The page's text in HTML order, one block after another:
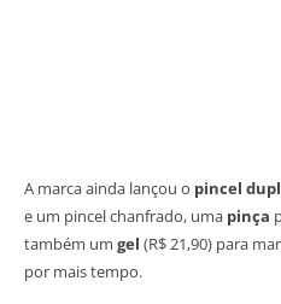
A marca ainda lançou o pincel
e um pincel chanfrado, uma pinça
também um gel (R$ 21,90) para
por mais tempo.